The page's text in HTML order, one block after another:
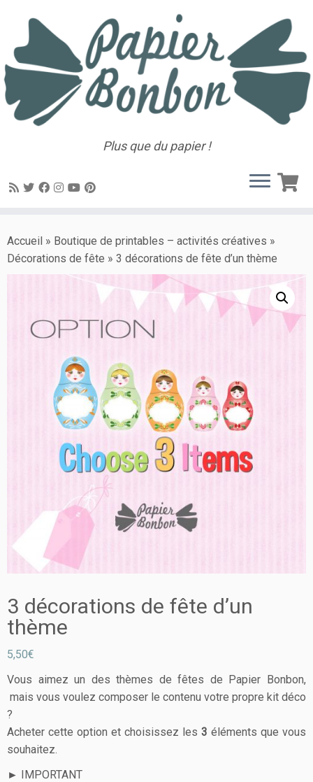
Plus que du papier !
Accueil » Boutique de printables – activités créatives »
Décorations de fête » 3 décorations de fête d’un thème
3 décorations de fête d’un
thème
5,50€
Vous aimez un des thèmes de fêtes de Papier Bonbon,
mais vous voulez composer le contenu votre propre kit déco
?
Acheter cette option et choisissez les 3 éléments que vous
souhaitez.
► IMPORTANT